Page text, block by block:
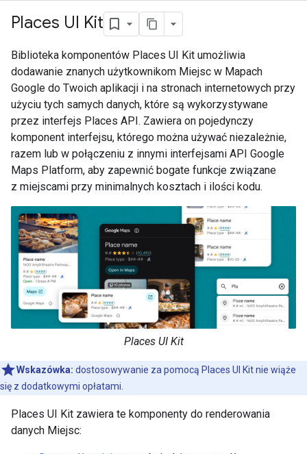
Places UI Kit
Biblioteka komponentów Places UI Kit umożliwia
dodawanie znanych użytkownikom Miejsc w Mapach
Google do Twoich aplikacji i na stronach internetowych przy
użyciu tych samych danych, które są wykorzystywane
przez interfejs Places API. Zawiera on pojedynczy
komponent interfejsu, którego można używać niezależnie,
razem lub w połączeniu z innymi interfejsami API Google
Maps Platform, aby zapewnić bogate funkcje związane
z miejscami przy minimalnych kosztach i ilości kodu.
Places UI Kit
Wskazówka: dostosowywanie za pomocą Places UI Kit nie wiąże
się z dodatkowymi opłatami.
Places UI Kit zawiera te komponenty do renderowania
danych Miejsc: